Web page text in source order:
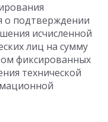
о подтверждении
исчисленной
лиц на сумму
фиксированных
технической